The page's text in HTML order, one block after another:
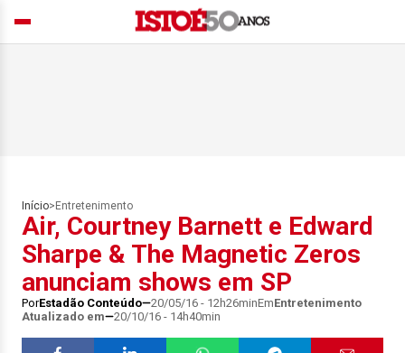
Início> Entretenimento
Air, Courtney Barnett e Edward
Sharpe & The Magnetic Zeros
anunciam shows em SP
PorEstadão Conteúdo 20/05/16 - 12h26minEmEntretenimento
Atualizado em
20/10/16 - 14h40min